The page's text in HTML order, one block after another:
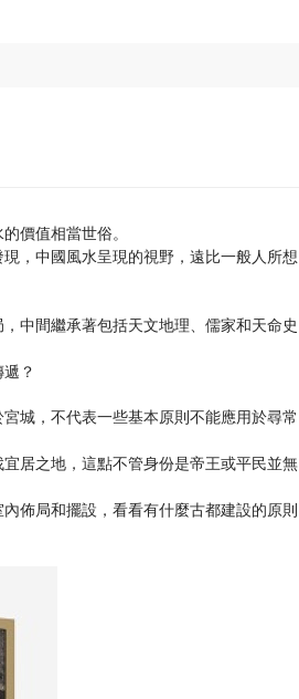
價值相當世俗。
，中國風水呈現的視野，遠比一般人所想
中間繼承著包括天文地理、儒家和天命史
？
城，不代表一些基本原則不能應用於尋常
居之地，這點不管身份是帝王或平民並無
佈局和擺設，看看有什麼古都建設的原則